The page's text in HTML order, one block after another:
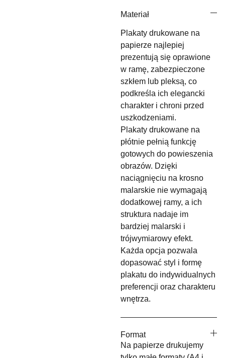
Materiał
Plakaty drukowane na
papierze najlepiej
prezentują się oprawione
w ramę, zabezpieczone
szkłem lub pleksą, co
podkreśla ich elegancki
charakter i chroni przed
uszkodzeniami.
Plakaty drukowane na
płótnie pełnią funkcję
gotowych do powieszenia
obrazów. Dzięki
naciągnięciu na krosno
malarskie nie wymagają
dodatkowej ramy, a ich
struktura nadaje im
bardziej malarski i
trójwymiarowy efekt.
Każda opcja pozwala
dopasować styl i formę
plakatu do indywidualnych
preferencji oraz charakteru
wnętrza.
Format
Na papierze drukujemy